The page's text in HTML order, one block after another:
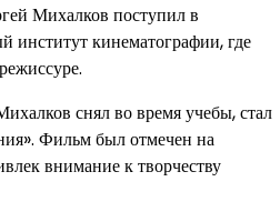
Михалков поступил в
институт кинематографии, где
снял во время учебы, стал
Фильм был отмечен на
внимание к творчеству